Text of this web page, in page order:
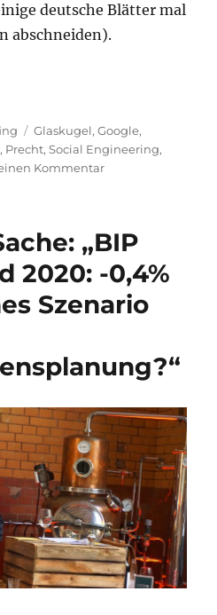
deutsche Blätter mal
abschneiden).
November 2019 –
Schlagwörter
Glaskugel,Google,
, Precht,Social Engineering,
Kommentarzu
November
–
Meinungsfreiheit
//
Social
„BIP
2020: -0,4%
Szenario